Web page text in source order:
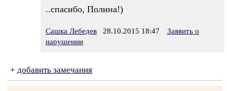
..спасибо, Полина!)
Сашка Лебедев 28.10.2015 18:47
Заявить о
нарушении
+ добавить замечания